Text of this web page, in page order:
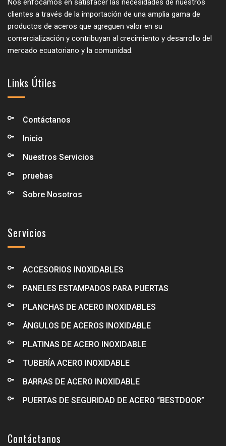
Nos enfocamos en satisfacer las necesidades de nuestros
clientes a través de la importación de una amplia gama de
productos de aceros que agreguen valor en su
comercialización y contribuyan al crecimiento y desarrollo del
mercado ecuatoriano y la comunidad.
Links Útiles
Contáctanos
Inicio
Nuestros Servicios
pruebas
Sobre Nosotros
Servicios
ACCESORIOS INOXIDABLES
PANELES ESTAMPADOS PARA PUERTAS
PLANCHAS DE ACERO INOXIDABLES
ÁNGULOS DE ACEROS INOXIDABLE
PLATINAS DE ACERO INOXIDABLE
TUBERÍA ACERO INOXIDABLE
BARRAS DE ACERO INOXIDABLE
PUERTAS DE SEGURIDAD DE ACERO “BESTDOOR”
Contáctanos